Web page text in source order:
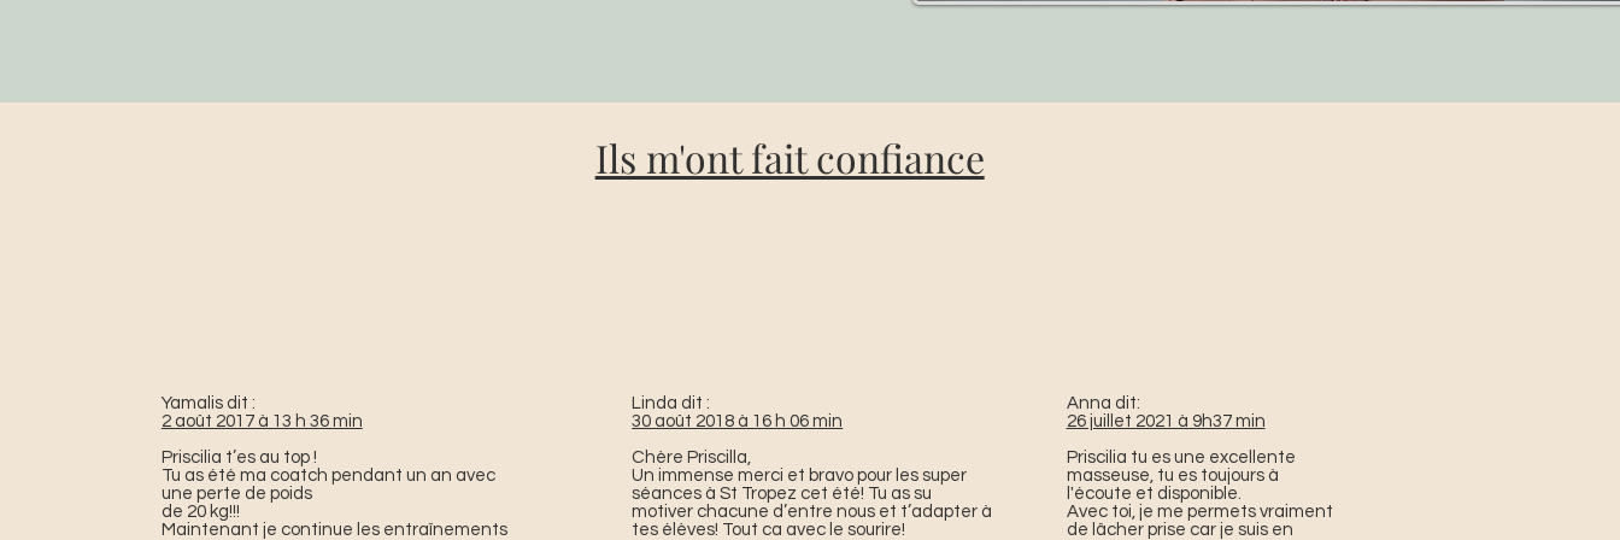
Yamalis dit :
2 août 2017 à 13 h 36 min
Priscilia t’es au top !
Tu as été ma coatch pendant un an avec
une perte de poids
de 20 kg!!!
Maintenant je continue les entraînements
Ils m'ont fait confiance
Linda dit :
30 août 2018 à 16 h 06 min
Chère Priscilla,
Un immense merci et bravo pour les super
séances à St Tropez cet été! Tu as su
motiver chacune d’entre nous et t’adapter à
tes élèves! Tout ca avec le sourire!
Anna dit:
26 juillet 2021 à 9h37 min
Priscilia tu es une excellente
masseuse, tu es toujours à
l'écoute et disponible.
Avec toi, je me permets vraiment
de lâcher prise car je suis en